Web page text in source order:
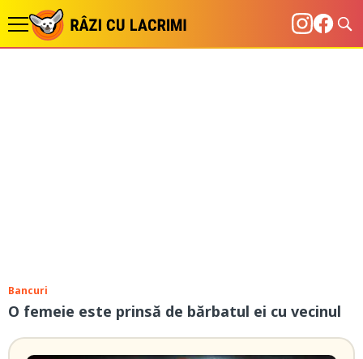
Bancuri
O femeie este prinsă de bărbatul ei cu vecinul